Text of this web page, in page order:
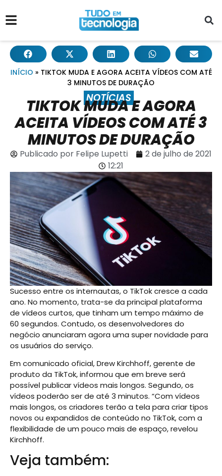
INÍCIO » TIKTOK MUDA E AGORA ACEITA VÍDEOS COM ATÉ
3 MINUTOS DE DURAÇÃO
NOTÍCIAS
TIKTOK MUDA E AGORA
ACEITA VÍDEOS COM ATÉ 3
MINUTOS DE DURAÇÃO
Publicado por Felipe Lupetti
2 de julho de 2021
12:21
Sucesso entre os internautas, o TikTok cresce a cada
ano. No momento, trata-se da principal plataforma
de vídeos curtos, que tinham um tempo máximo de
60 segundos. Contudo, os desenvolvedores do
negócio anunciaram agora uma super novidade para
os usuários do serviço.
Em comunicado oficial, Drew Kirchhoff, gerente de
produto da TikTok, informou que em breve será
possível publicar vídeos mais longos. Segundo, os
vídeos poderão ser de até 3 minutos. “Com vídeos
mais longos, os criadores terão a tela para criar tipos
novos ou expandidos de conteúdo no TikTok, com a
flexibilidade de um pouco mais de espaço, revelou
Kirchhoff.
Veja também: